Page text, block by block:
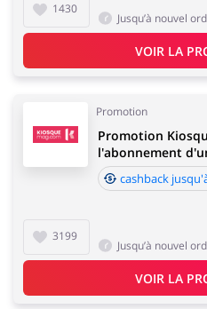
1430
Jusqu’à nouvel
VOIR LA
Promotion
3199
Promotion
l'abonnement
cashback
Jusqu’à nouvel
VOIR LA